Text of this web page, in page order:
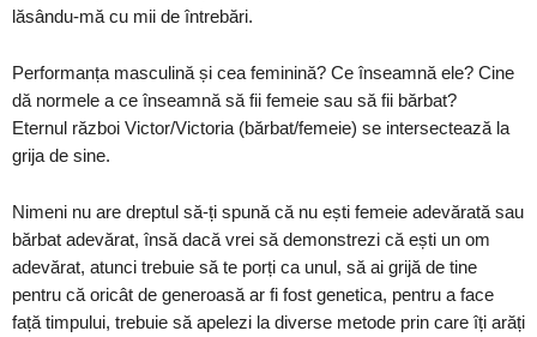
lăsându-mă cu mii de întrebări.
Performanța masculină și cea feminină? Ce înseamnă ele? Cine
dă normele a ce înseamnă să fii femeie sau să fii bărbat?
Eternul război Victor/Victoria (bărbat/femeie) se intersectează la
grija de sine.
Nimeni nu are dreptul să-ți spună că nu ești femeie adevărată sau
bărbat adevărat, însă dacă vrei să demonstrezi că ești un om
adevărat, atunci trebuie să te porți ca unul, să ai grijă de tine
pentru că oricât de generoasă ar fi fost genetica, pentru a face
față timpului, trebuie să apelezi la diverse metode prin care îți arăți